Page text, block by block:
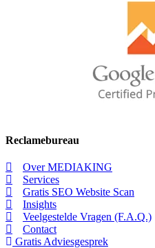
Reclamebureau
Over MEDIAKING
Services
Gratis SEO Website Scan
Insights
Veelgestelde Vragen (F.A.Q.)
Contact
Gratis Adviesgesprek